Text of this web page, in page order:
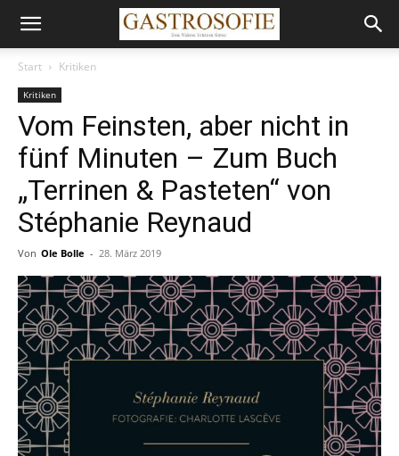
Start Kritiken
Kritiken
Vom Feinsten, aber nicht in
fünf Minuten – Zum Buch
„Terrinen & Pasteten“ von
Stéphanie Reynaud
Von Ole Bolle - 28. März 2019